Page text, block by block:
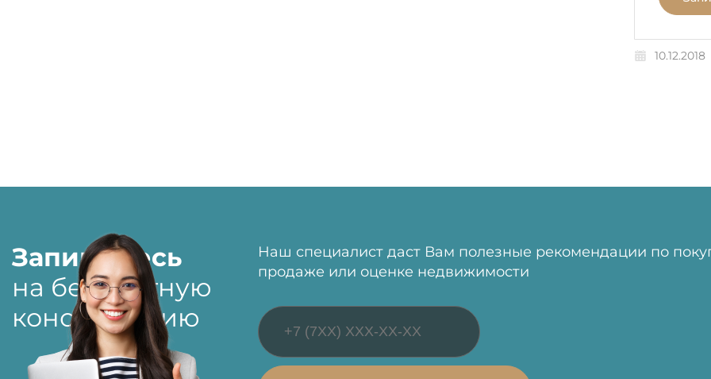
10.12.2018
Запишитесь
на бесплатную
консультацию
Наш специалист даст Вам полезные рекомендации по
продаже или оценке недвижимости